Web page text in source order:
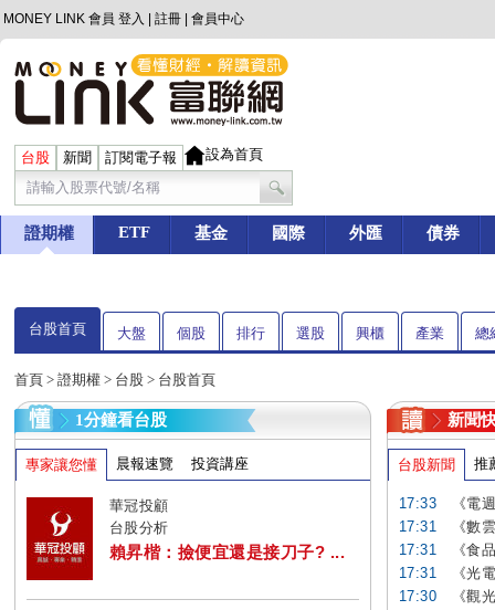
MONEY LINK 會員 登入 註冊 會員中心
台股 新聞 訂閱電子報 設為首頁
證期權 ETF 基金 國際 外匯 債券
台股首頁 大盤 個股 排行 選股 興櫃 產業 總
首頁 > 證期權 > 台股 > 台股首頁
1分鐘看台股
專家讓您懂 晨報速覽 投資講座
華冠投顧
台股分析
賴昇楷：撿便宜還是接刀子? ...
新聞
台股新聞 推
17:33
《電
17:31
《數
17:31
《食
17:31
《光
17:30
《觀